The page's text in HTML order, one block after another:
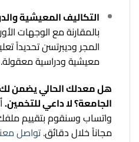
التكاليف المعيشية
بالمقارنة مع الوجهات
المجر وديبرتسن تحديداً
معيشية ودراسية معقولة.
هل معدلك الحالي يضمن
الجامعة؟ لا داعي للتخمين.
واتساب وسنقوم بتقييم
مجاناً خلال دقائق.تواصل